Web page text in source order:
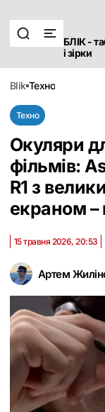
БЛІК -
і зірки
blik техно
Техно
Окуляри
фільмів:
R1 з
екраном –
Артем
15 травня 2026, 20:53